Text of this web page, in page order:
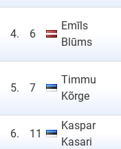
4. 6
Emīls
Blūms
5. 7
Timmu
Kõrge
6. 11
Kaspar
Kasari